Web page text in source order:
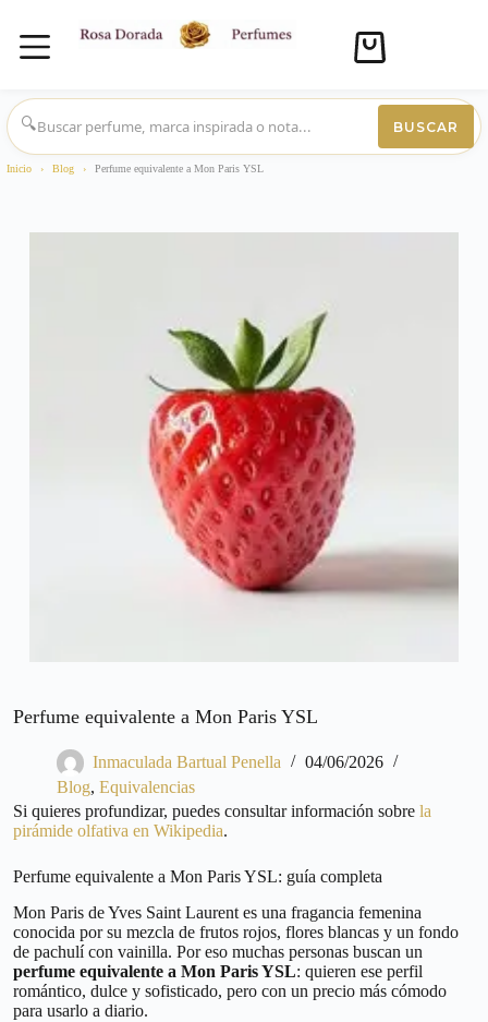
Saltar
al
contenido
Carro
compra
🔍
BUSCAR
Inicio › Blog › Perfume equivalente a Mon Paris YSL
Perfume equivalente a Mon Paris YSL
Inmaculada Bartual Penella
04/06/2026
Blog, Equivalencias
Si quieres profundizar, puedes consultar información sobre la
pirámide olfativa en Wikipedia.
Perfume equivalente a Mon Paris YSL: guía completa
Mon Paris de Yves Saint Laurent es una fragancia femenina
conocida por su mezcla de frutos rojos, flores blancas y un fondo
de pachulí con vainilla. Por eso muchas personas buscan un
perfume equivalente a Mon Paris YSL: quieren ese perfil
romántico, dulce y sofisticado, pero con un precio más cómodo
para usarlo a diario.